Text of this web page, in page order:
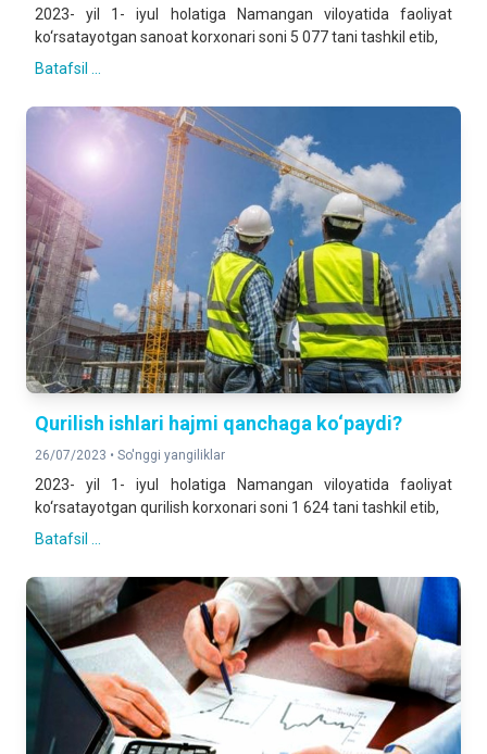
2023- yil 1- iyul holatiga Namangan viloyatida faoliyat
ko‘rsatayotgan sanoat korxonari soni 5 077 tani tashkil etib,
Batafsil ...
Qurilish ishlari hajmi qanchaga ko‘paydi?
26/07/2023 • So'nggi yangiliklar
2023- yil 1- iyul holatiga Namangan viloyatida faoliyat
ko‘rsatayotgan qurilish korxonari soni 1 624 tani tashkil etib,
Batafsil ...